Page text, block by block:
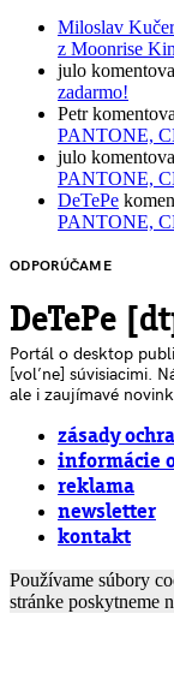
Miloslav
z Moonrise
julo
zadarmo!
Petr
PANTONE,
julo
PANTONE,
DeTePe
PANTONE,
ODPORÚČAME
DeTePe
Portál o desktop
[voľne] súvisiacimi.
ale i zaujímavé
zásady
informácie
reklama
newsletter
kontakt
Používame súbory
stránke poskytneme